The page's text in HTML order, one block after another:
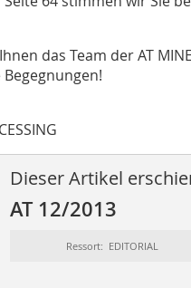
das Team der AT
Dieser Artikel
AT 12/2013
Ressort: EDITORIAL